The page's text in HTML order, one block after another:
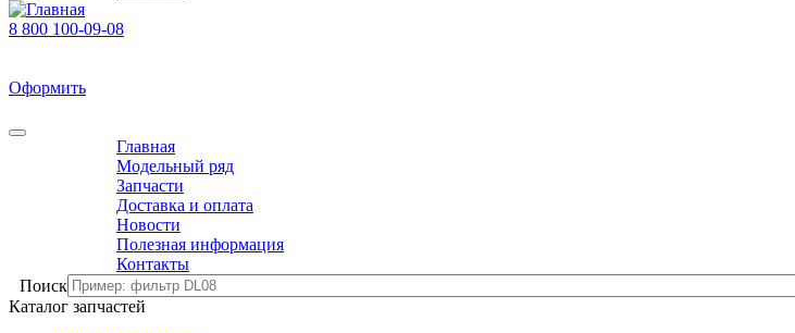
8 800 100-09-08
Оформить
Главная
Модельный ряд
Запчасти
Доставка и оплата
Новости
Полезная информация
Контакты
Поиск
Каталог запчастей